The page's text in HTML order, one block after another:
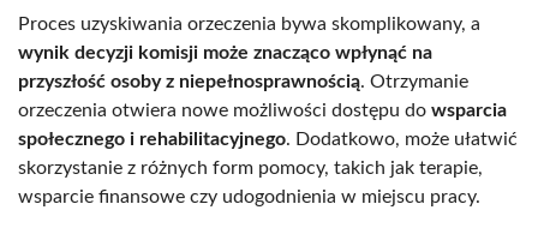
Proces uzyskiwania orzeczenia bywa skomplikowany, a
wynik decyzji komisji może znacząco wpłynąć na
przyszłość osoby z niepełnosprawnością. Otrzymanie
orzeczenia otwiera nowe możliwości dostępu do wsparcia
społecznego i rehabilitacyjnego. Dodatkowo, może ułatwić
skorzystanie z różnych form pomocy, takich jak terapie,
wsparcie finansowe czy udogodnienia w miejscu pracy.